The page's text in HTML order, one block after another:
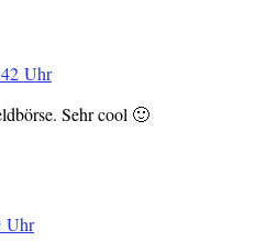
Uhr
Sehr cool 🙂
Uhr